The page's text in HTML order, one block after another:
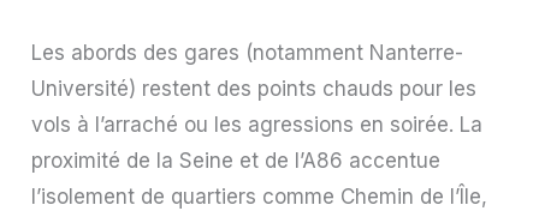
Les abords des gares (notamment Nanterre-
Université) restent des points chauds pour les
vols à l’arraché ou les agressions en soirée. La
proximité de la Seine et de l’A86 accentue
l’isolement de quartiers comme Chemin de l’Île,